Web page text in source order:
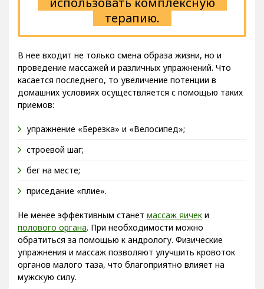
терапию.
В нее входит не только смена образа жизни, но и
проведение массажей и различных упражнений. Что
касается последнего, то увеличение потенции в
домашних условиях осуществляется с помощью таких
приемов:
упражнение «Березка» и «Велосипед»;
строевой шаг;
бег на месте;
приседание «плие».
Не менее эффективным станет массаж яичек и
полового органа. При необходимости можно
обратиться за помощью к андрологу. Физические
упражнения и массаж позволяют улучшить кровоток
органов малого таза, что благоприятно влияет на
мужскую силу.